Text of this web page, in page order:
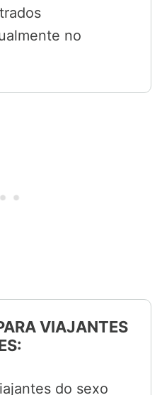
no
VIAJANTES
do sexo